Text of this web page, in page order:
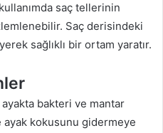
saç tellerinin
Saç derisindeki
sağlıklı bir ortam yaratır.
bakteri ve mantar
kokusunu gidermeye